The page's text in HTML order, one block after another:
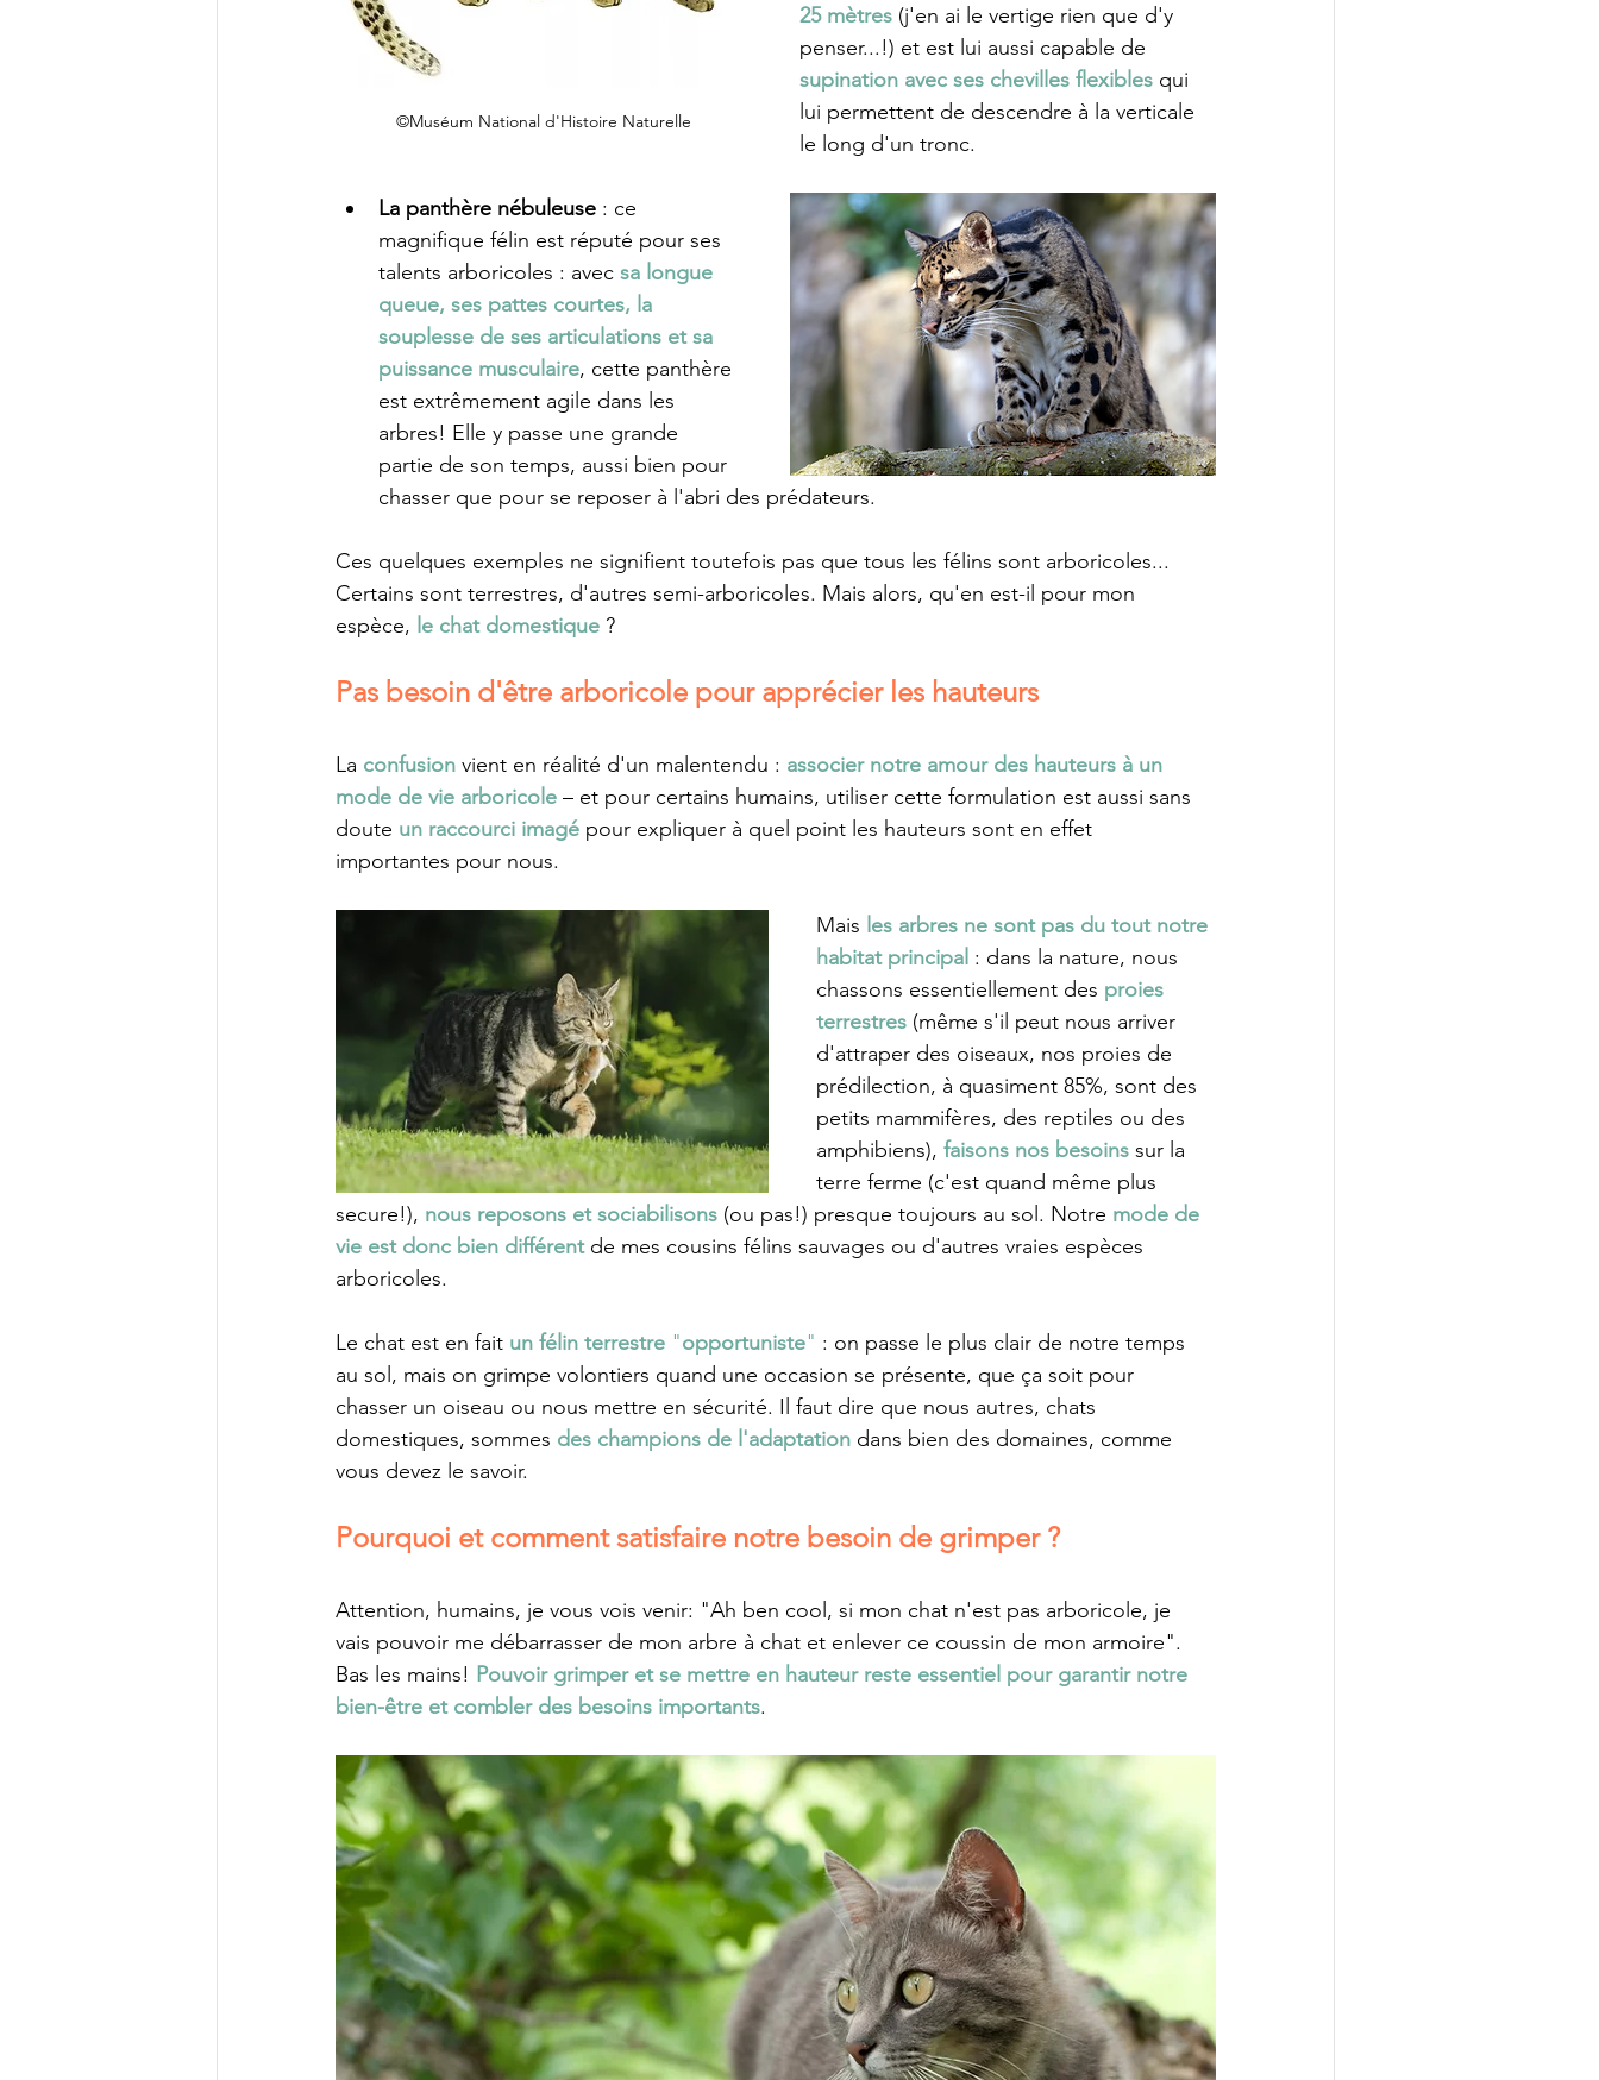
©Muséum National d'Histoire Naturelle
25 mètres (j'en ai le vertige rien que d'y
penser...!) et est lui aussi capable de
supination avec ses chevilles flexibles qui
lui permettent de descendre à la verticale
le long d'un tronc.
La panthère nébuleuse : ce
magnifique félin est réputé pour ses
talents arboricoles : avec sa longue
queue, ses pattes courtes, la
souplesse de ses articulations et sa
puissance musculaire, cette panthère
est extrêmement agile dans les
arbres! Elle y passe une grande
partie de son temps, aussi bien pour
chasser que pour se reposer à l'abri des prédateurs.
Ces quelques exemples ne signifient toutefois pas que tous les félins sont arboricoles...
Certains sont terrestres, d'autres semi-arboricoles. Mais alors, qu'en est-il pour mon
espèce, le chat domestique ?
Pas besoin d'être arboricole pour apprécier les hauteurs
La confusion vient en réalité d'un malentendu : associer notre amour des hauteurs à un
mode de vie arboricole – et pour certains humains, utiliser cette formulation est aussi sans
doute un raccourci imagé pour expliquer à quel point les hauteurs sont en effet
importantes pour nous.
Mais les arbres ne sont pas du tout notre
habitat principal : dans la nature, nous
chassons essentiellement des proies
terrestres (même s'il peut nous arriver
d'attraper des oiseaux, nos proies de
prédilection, à quasiment 85%, sont des
petits mammifères, des reptiles ou des
amphibiens), faisons nos besoins sur la
terre ferme (c'est quand même plus
secure!), nous reposons et sociabilisons (ou pas!) presque toujours au sol. Notre mode de
vie est donc bien différent de mes cousins félins sauvages ou d'autres vraies espèces
arboricoles.
Le chat est en fait un félin terrestre "opportuniste" : on passe le plus clair de notre temps
au sol, mais on grimpe volontiers quand une occasion se présente, que ça soit pour
chasser un oiseau ou nous mettre en sécurité. Il faut dire que nous autres, chats
domestiques, sommes des champions de l'adaptation dans bien des domaines, comme
vous devez le savoir.
Pourquoi et comment satisfaire notre besoin de grimper ?
Attention, humains, je vous vois venir: "Ah ben cool, si mon chat n'est pas arboricole, je
vais pouvoir me débarrasser de mon arbre à chat et enlever ce coussin de mon armoire".
Bas les mains! Pouvoir grimper et se mettre en hauteur reste essentiel pour garantir notre
bien-être et combler des besoins importants.